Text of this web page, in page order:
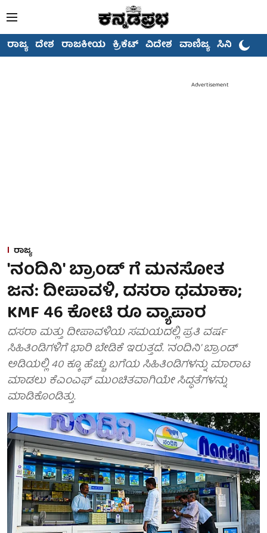
ರಾಜ್ಯ ದೇಶ ರಾಜಕೀಯ ಕ್ರಿಕೆಟ್ ವಿದೇಶ ವಾಣಿಜ್ಯ ಸಿನಿಮಾ
Advertisement
ರಾಜ್ಯ
'ನಂದಿನಿ' ಬ್ರಾಂಡ್ ಗೆ ಮನಸೋತ
ಜನ: ದೀಪಾವಳಿ, ದಸರಾ ಧಮಾಕಾ;
KMF 46 ಕೋಟಿ ರೂ ವ್ಯಾಪಾರ
ದಸರಾ ಮತ್ತು ದೀಪಾವಳಿಯ ಸಮಯದಲ್ಲಿ ಪ್ರತಿ ವರ್ಷ
ಸಿಹಿತಿಂಡಿಗಳಿಗೆ ಭಾರಿ ಬೇಡಿಕೆ ಇರುತ್ತದೆ. 'ನಂದಿನಿ' ಬ್ರಾಂಡ್
ಅಡಿಯಲ್ಲಿ 40 ಕ್ಕೂ ಹೆಚ್ಚು ಬಗೆಯ ಸಿಹಿತಿಂಡಿಗಳನ್ನು ಮಾರಾಟ
ಮಾಡಲು ಕೆಎಂಎಫ್ ಮುಂಚಿತವಾಗಿಯೇ ಸಿದ್ಧತೆಗಳನ್ನು
ಮಾಡಿಕೊಂಡಿತ್ತು.